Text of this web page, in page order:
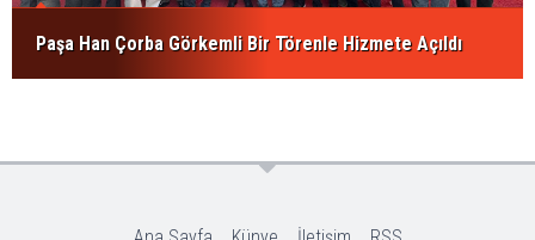
Paşa Han Çorba Görkemli Bir Törenle Hizmete Açıldı